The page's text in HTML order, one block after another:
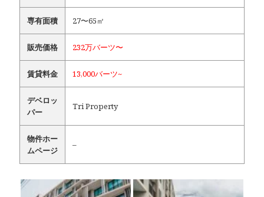
専有面積 27〜65㎡
販売価格 232万バーツ〜
賃貸料金 13,000バーツ~
デベロッ
パー
Tri Property
物件ホー
ムページ
–